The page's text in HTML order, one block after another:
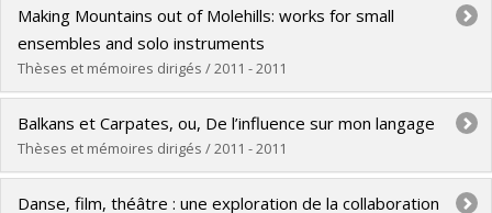
Diplômé(e) :Moore, Stephanie
Cycle :Maîtrise
Diplôme obtenu :M. Mus.
Lien vers le document dans Papyrus
Making Mountains out of Molehills: works for small
ensembles and solo instruments
Thèses et mémoires dirigés / 2011 - 2011
Diplômé(e) :Burke, Mitchell
Cycle : Maîtrise
Diplôme obtenu :M. Mus.
Lien vers le document dans Papyrus
Balkans et Carpates, ou, De l’influence sur mon langage
Thèses et mémoires dirigés / 2011 - 2011
Diplômé(e) :Du Berger, Maurice-Gaston
Danse, film, théâtre : une exploration de la collaboration